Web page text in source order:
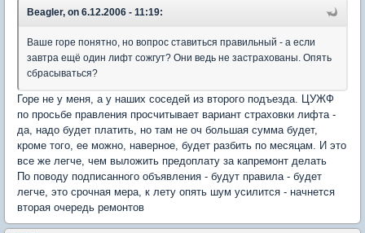
Beagler, on 6.12.2006 - 11:19:
Ваше горе понятно, но вопрос ставиться правильный - а если
завтра ещё один лифт сожгут? Они ведь не застрахованы. Опять
сбрасываться?
Горе не у меня, а у наших соседей из второго подъезда. ЦУЖФ
по просьбе правления просчитывает вариант страховки лифта -
да, надо будет платить, но там не оч большая сумма будет,
кроме того, ее можно, наверное, будет разбить по месяцам. И это
все же легче, чем выложить предоплату за капремонт делать
По поводу подписанного объявления - будут правила - будет
легче, это срочная мера, к лету опять шум усилится - начнется
вторая очередь ремонтов